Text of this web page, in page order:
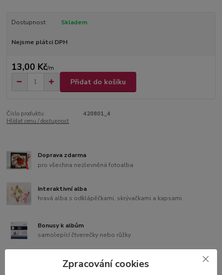
Dostupnost Skladem
Nejsme plátci DPH
13,00 Kč/m
Přidat do košíku
Číslo produktu:
420801_4
Hlídat cenu / dostupnost
Doprava zdarma
pro všechna nezlevněná fotoalba
Interaktivní alba
hravá alba s odklápěčkami, skrývačkami a kapsami
Bonusy k albům
samolepící čtverečky nebo růžky
3D blahopřání v dárkové krabičce
originální blahopřání s 3D dekorací
Zpracování cookies